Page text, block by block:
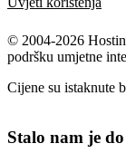
© 2004-2026
podršku umjetne
Cijene su istaknute
Stalo nam je